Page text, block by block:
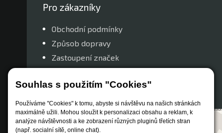
Souhlas s použitím "Cookies"
Používáme "Cookies" k tomu, abyste si návštěvu na našich stránkách
maximálně užili. Mohou sloužit k personalizaci obsahu a reklam, k
analýze návštěvnosti a ke zobrazení různých pluginů třetích stran
(např. socialní sítě, online chat).
Pro zákazníky
Obchodní podmínky
Způsob dopravy
Zastoupení značek
Nastavení soukromí